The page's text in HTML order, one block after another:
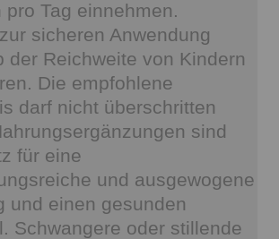
pro Tag einnehmen.
sicheren Anwendung
der Reichweite von Kindern
Die empfohlene
darf nicht überschritten
sind
für eine
und ausgewogene
und einen gesunden
Schwangere oder stillende